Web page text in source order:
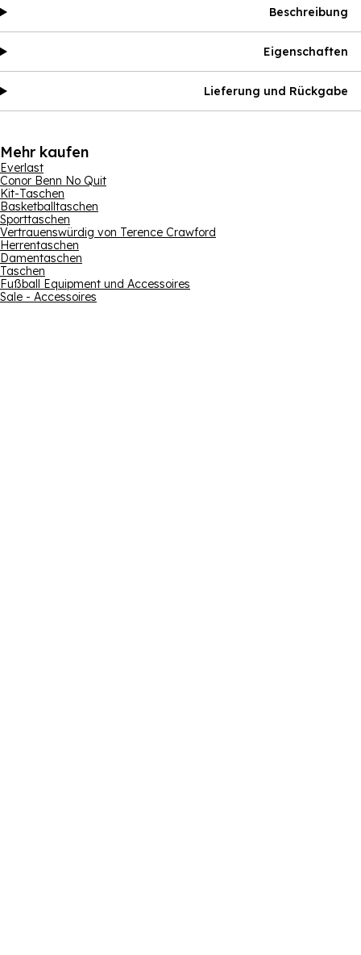
Beschreibung
Eigenschaften
Lieferung und Rückgabe
Mehr kaufen
Everlast
Conor Benn No Quit
Kit-Taschen
Basketballtaschen
Sporttaschen
Vertrauenswürdig von Terence Crawford
Herrentaschen
Damentaschen
Taschen
Fußball Equipment und Accessoires
Sale - Accessoires